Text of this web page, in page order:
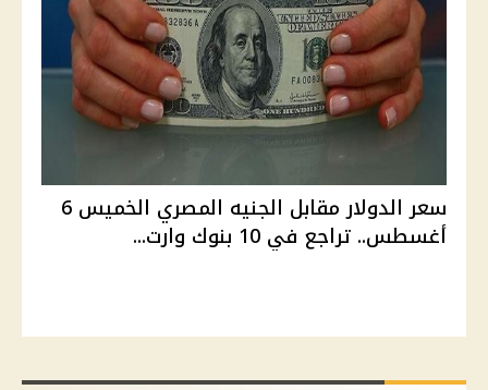
سعر الدولار مقابل الجنيه المصري الخميس 6
أغسطس.. تراجع في 10 بنوك وارت...